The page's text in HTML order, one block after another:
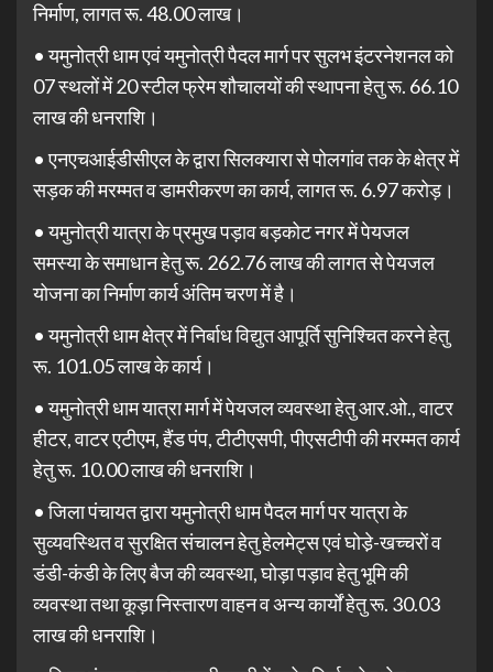
निर्माण, लागत रू. 48.00 लाख।
• यमुनोत्री धाम एवं यमुनोत्री पैदल मार्ग पर सुलभ इंटरनेशनल को
07 स्थलों में 20 स्टील फ्रेम शौचालयों की स्थापना हेतु रू. 66.10
लाख की धनराशि।
• एनएचआईडीसीएल के द्वारा सिलक्यारा से पोलगांव तक के क्षेत्र में
सड़क की मरम्मत व डामरीकरण का कार्य, लागत रू. 6.97 करोड़।
• यमुनोत्री यात्रा के प्रमुख पड़ाव बड़कोट नगर में पेयजल
समस्या के समाधान हेतु रू. 262.76 लाख की लागत से पेयजल
योजना का निर्माण कार्य अंतिम चरण में है।
• यमुनोत्री धाम क्षेत्र में निर्बाध विद्युत आपूर्ति सुनिश्चित करने हेतु
रू. 101.05 लाख के कार्य।
• यमुनोत्री धाम यात्रा मार्ग में पेयजल व्यवस्था हेतु आर.ओ., वाटर
हीटर, वाटर एटीएम, हैंड पंप, टीटीएसपी, पीएसटीपी की मरम्मत कार्य
हेतु रू. 10.00 लाख की धनराशि।
• जिला पंचायत द्वारा यमुनोत्री धाम पैदल मार्ग पर यात्रा के
सुव्यवस्थित व सुरक्षित संचालन हेतु हेलमेट्स एवं घोडे़-खच्चरों व
डंडी-कंडी के लिए बैज की व्यवस्था, घोड़ा पड़ाव हेतु भूमि की
व्यवस्था तथा कूड़ा निस्तारण वाहन व अन्य कार्यों हेतु रू. 30.03
लाख की धनराशि।